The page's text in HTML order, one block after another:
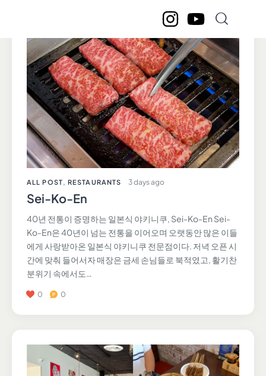
ALL POST,RESTAURANTS 3 days ago
Sei-Ko-En
40년 전통이 증명하는 일본식 야키니쿠, Sei-Ko-En Sei-
Ko-En은 40년이 넘는 전통을 이어오며 오랫동안 많은 이들
에게 사랑받아온 일본식 야키니쿠 전문점이다. 저녁 오픈 시
간에 맞춰 들어서자 매장은 금세 손님들로 북적였고, 활기찬
분위기 속에서도…
0 0